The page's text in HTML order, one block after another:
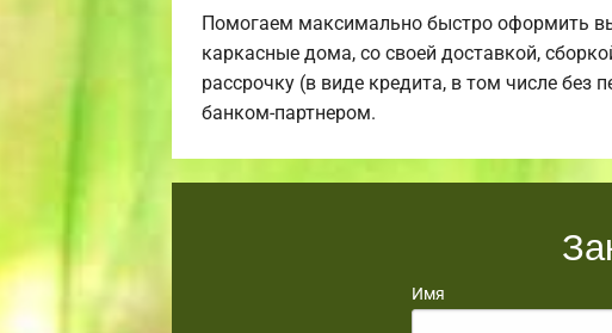
Помогаем максимально быстро оформить
каркасные дома, со своей доставкой,
рассрочку (в виде кредита, в том числе
банком-партнером.
Имя